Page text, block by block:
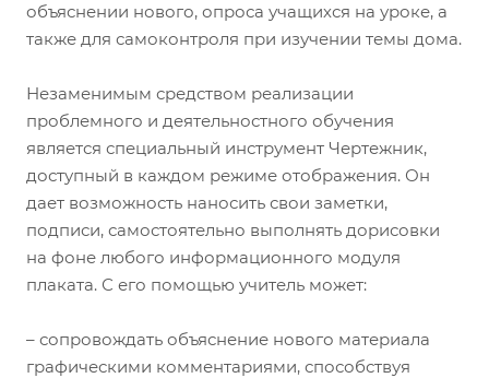
объяснении нового, опроса учащихся на уроке, а
также для самоконтроля при изучении темы дома.
Незаменимым средством реализации
проблемного и деятельностного обучения
является специальный инструмент Чертежник,
доступный в каждом режиме отображения. Он
дает возможность наносить свои заметки,
подписи, самостоятельно выполнять дорисовки
на фоне любого информационного модуля
плаката. С его помощью учитель может:
– сопровождать объяснение нового материала
графическими комментариями, способствуя